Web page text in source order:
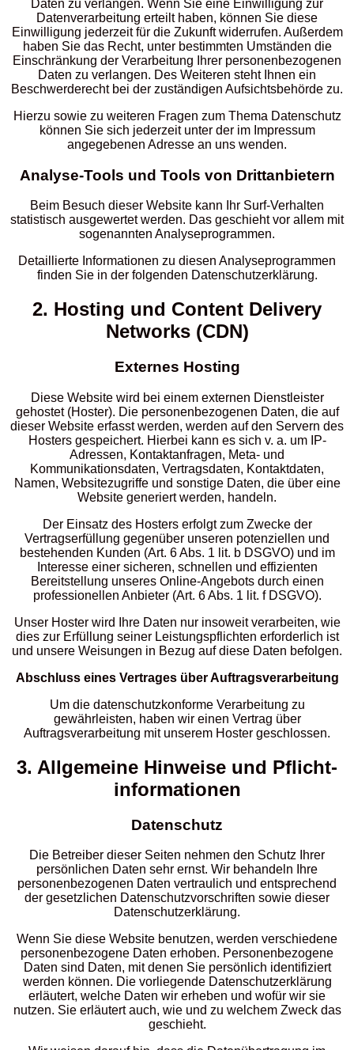
Daten zu verlangen. Wenn Sie eine Einwilligung zur
Datenverarbeitung erteilt haben, können Sie diese
Einwilligung jederzeit für die Zukunft widerrufen. Außerdem
haben Sie das Recht, unter bestimmten Umständen die
Einschränkung der Verarbeitung Ihrer personenbezogenen
Daten zu verlangen. Des Weiteren steht Ihnen ein
Beschwerderecht bei der zuständigen Aufsichtsbehörde zu.
Hierzu sowie zu weiteren Fragen zum Thema Datenschutz
können Sie sich jederzeit unter der im Impressum
angegebenen Adresse an uns wenden.
Analyse-Tools und Tools von Dritt­anbietern
Beim Besuch dieser Website kann Ihr Surf-Verhalten
statistisch ausgewertet werden. Das geschieht vor allem mit
sogenannten Analyseprogrammen.
Detaillierte Informationen zu diesen Analyseprogrammen
finden Sie in der folgenden Datenschutzerklärung.
2. Hosting und Content Delivery
Networks (CDN)
Externes Hosting
Diese Website wird bei einem externen Dienstleister
gehostet (Hoster). Die personenbezogenen Daten, die auf
dieser Website erfasst werden, werden auf den Servern des
Hosters gespeichert. Hierbei kann es sich v. a. um IP-
Adressen, Kontaktanfragen, Meta- und
Kommunikationsdaten, Vertragsdaten, Kontaktdaten,
Namen, Websitezugriffe und sonstige Daten, die über eine
Website generiert werden, handeln.
Der Einsatz des Hosters erfolgt zum Zwecke der
Vertragserfüllung gegenüber unseren potenziellen und
bestehenden Kunden (Art. 6 Abs. 1 lit. b DSGVO) und im
Interesse einer sicheren, schnellen und effizienten
Bereitstellung unseres Online-Angebots durch einen
professionellen Anbieter (Art. 6 Abs. 1 lit. f DSGVO).
Unser Hoster wird Ihre Daten nur insoweit verarbeiten, wie
dies zur Erfüllung seiner Leistungspflichten erforderlich ist
und unsere Weisungen in Bezug auf diese Daten befolgen.
Abschluss eines Vertrages über Auftragsverarbeitung
Um die datenschutzkonforme Verarbeitung zu
gewährleisten, haben wir einen Vertrag über
Auftragsverarbeitung mit unserem Hoster geschlossen.
3. Allgemeine Hinweise und Pflicht­
informationen
Datenschutz
Die Betreiber dieser Seiten nehmen den Schutz Ihrer
persönlichen Daten sehr ernst. Wir behandeln Ihre
personenbezogenen Daten vertraulich und entsprechend
der gesetzlichen Datenschutzvorschriften sowie dieser
Datenschutzerklärung.
Wenn Sie diese Website benutzen, werden verschiedene
personenbezogene Daten erhoben. Personenbezogene
Daten sind Daten, mit denen Sie persönlich identifiziert
werden können. Die vorliegende Datenschutzerklärung
erläutert, welche Daten wir erheben und wofür wir sie
nutzen. Sie erläutert auch, wie und zu welchem Zweck das
geschieht.